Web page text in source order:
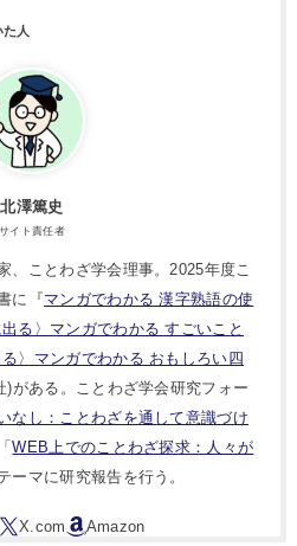
北澤篤史
サイト責任者
、ことわざ学会理事。2025年度こ
に『マンガでわかる 漢字熟語の使
出る〉マンガでわかる すごいこと
る〉マンガでわかる おもしろい四
)がある。ことわざ学会研究フォー
なし：ことわざを通して意識づけ
WEB上でのことわざ探求：人々が
ーマに研究報告を行う。